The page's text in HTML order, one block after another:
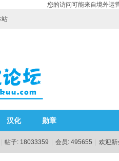
您的访问可能来自境外运
站
汉化 勋章
帖子: 18033359 会员: 495655 欢迎